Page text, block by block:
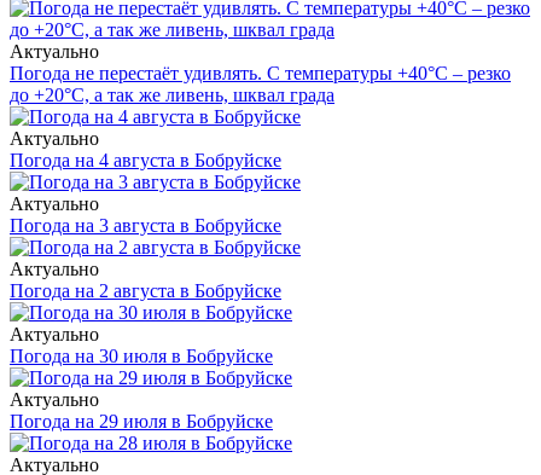
Актуально
Погода не перестаёт удивлять. С температуры +40°С – резко
до +20°С, а так же ливень, шквал града
Актуально
Погода на 4 августа в Бобруйске
Актуально
Погода на 3 августа в Бобруйске
Актуально
Погода на 2 августа в Бобруйске
Актуально
Погода на 30 июля в Бобруйске
Актуально
Погода на 29 июля в Бобруйске
Актуально